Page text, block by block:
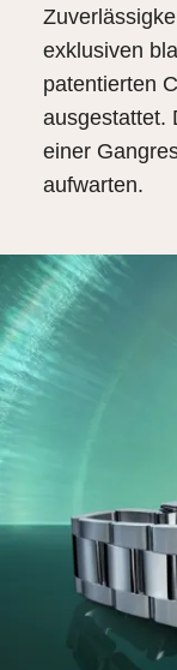
exklusiven
patentierten
ausgestattet.
einer
aufwarten.